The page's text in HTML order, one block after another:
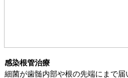
感染根管治療
細菌が歯髄内部や根の先端にまで